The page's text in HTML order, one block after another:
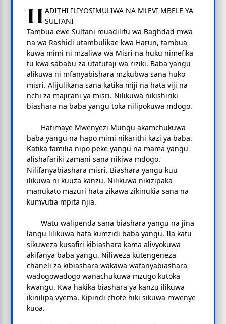
HADITHI ILIYOSIMULIWA NA MLEVI MBELE YA
SULTANI
Tambua ewe Sultani muadilifu wa Baghdad mwa
na wa Rashidi utambulikae kwa Harun, tambua
kuwa mimi ni mzaliwa wa Misri na huku nimefika
tu kwa sababu za utafutaji wa riziki. Baba yangu
alikuwa ni mfanyabishara mzkubwa sana huko
misri. Alijulikana sana katika miji na hata viji na
nchi za majirani ya misri. Nilikuwa nikishiriki
biashara na baba yangu toka nilipokuwa mdogo.
Hatimaye Mwenyezi Mungu akamchukuwa
baba yangu na hapo mimi nikarithi kazi ya baba.
Katika familia nipo peke yangu na mama yangu
alishafariki zamani sana nikiwa mdogo.
Nilifanyabiashara misri. Biashara yangu kuu
ilikuwa ni kuuza kanzu. Nilikuwa nikizipaka
manukato mazuri hata zikawa zikinukia sana na
kumvutia mpita njia.
Watu walipenda sana biashara yangu na jina
langu lilikuwa hata kumzidi baba yangu. Ila katu
sikuweza kusafiri kibiashara kama alivyokuwa
akifanya baba yangu. Niliweza kutengeneza
chaneli za kibiashara wakawa wafanyabiashara
wadogowadogo wanachukuwa mzugo kutoka
kwangu. Kwa hakika biashara ya kanzu ilikuwa
ikinilipa vyema. Kipindi chote hiki sikuwa mwenye
kuoa.